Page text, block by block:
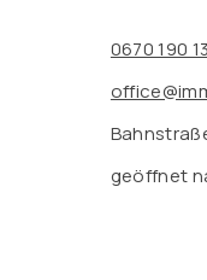
0670 190
geöffnet